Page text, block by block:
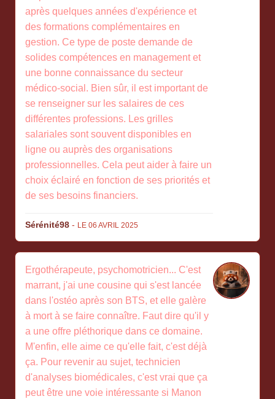
après quelques années d'expérience et
des formations complémentaires en
gestion. Ce type de poste demande de
solides compétences en management et
une bonne connaissance du secteur
médico-social. Bien sûr, il est important de
se renseigner sur les salaires de ces
différentes professions. Les grilles
salariales sont souvent disponibles en
ligne ou auprès des organisations
professionnelles. Cela peut aider à faire un
choix éclairé en fonction de ses priorités et
de ses besoins financiers.
Sérénité98 - LE 06 AVRIL 2025
Ergothérapeute, psychomotricien... C'est
marrant, j'ai une cousine qui s'est lancée
dans l'ostéo après son BTS, et elle galère
à mort à se faire connaître. Faut dire qu'il y
a une offre pléthorique dans ce domaine.
M'enfin, elle aime ce qu'elle fait, c'est déjà
ça. Pour revenir au sujet, technicien
d'analyses biomédicales, c'est vrai que ça
peut être une voie intéressante si Manon